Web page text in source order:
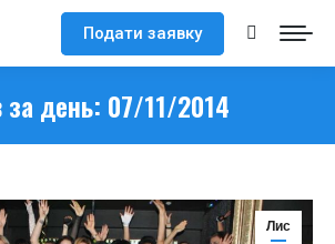
Подати заявку Search:
за день: 07/11/2014
Лис